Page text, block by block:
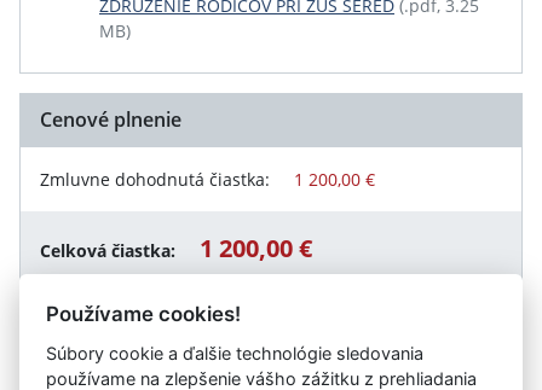
ZDRUŽENIE RODIČOV PRI ZUŠ SEREĎ (.pdf, 3.25
MB)
Cenové plnenie
Zmluvne dohodnutá čiastka: 1 200,00 €
Celková čiastka: 1 200,00 €
Návrat späť
Používame cookies!
Súbory cookie a ďalšie technológie sledovania
používame na zlepšenie vášho zážitku z prehliadania